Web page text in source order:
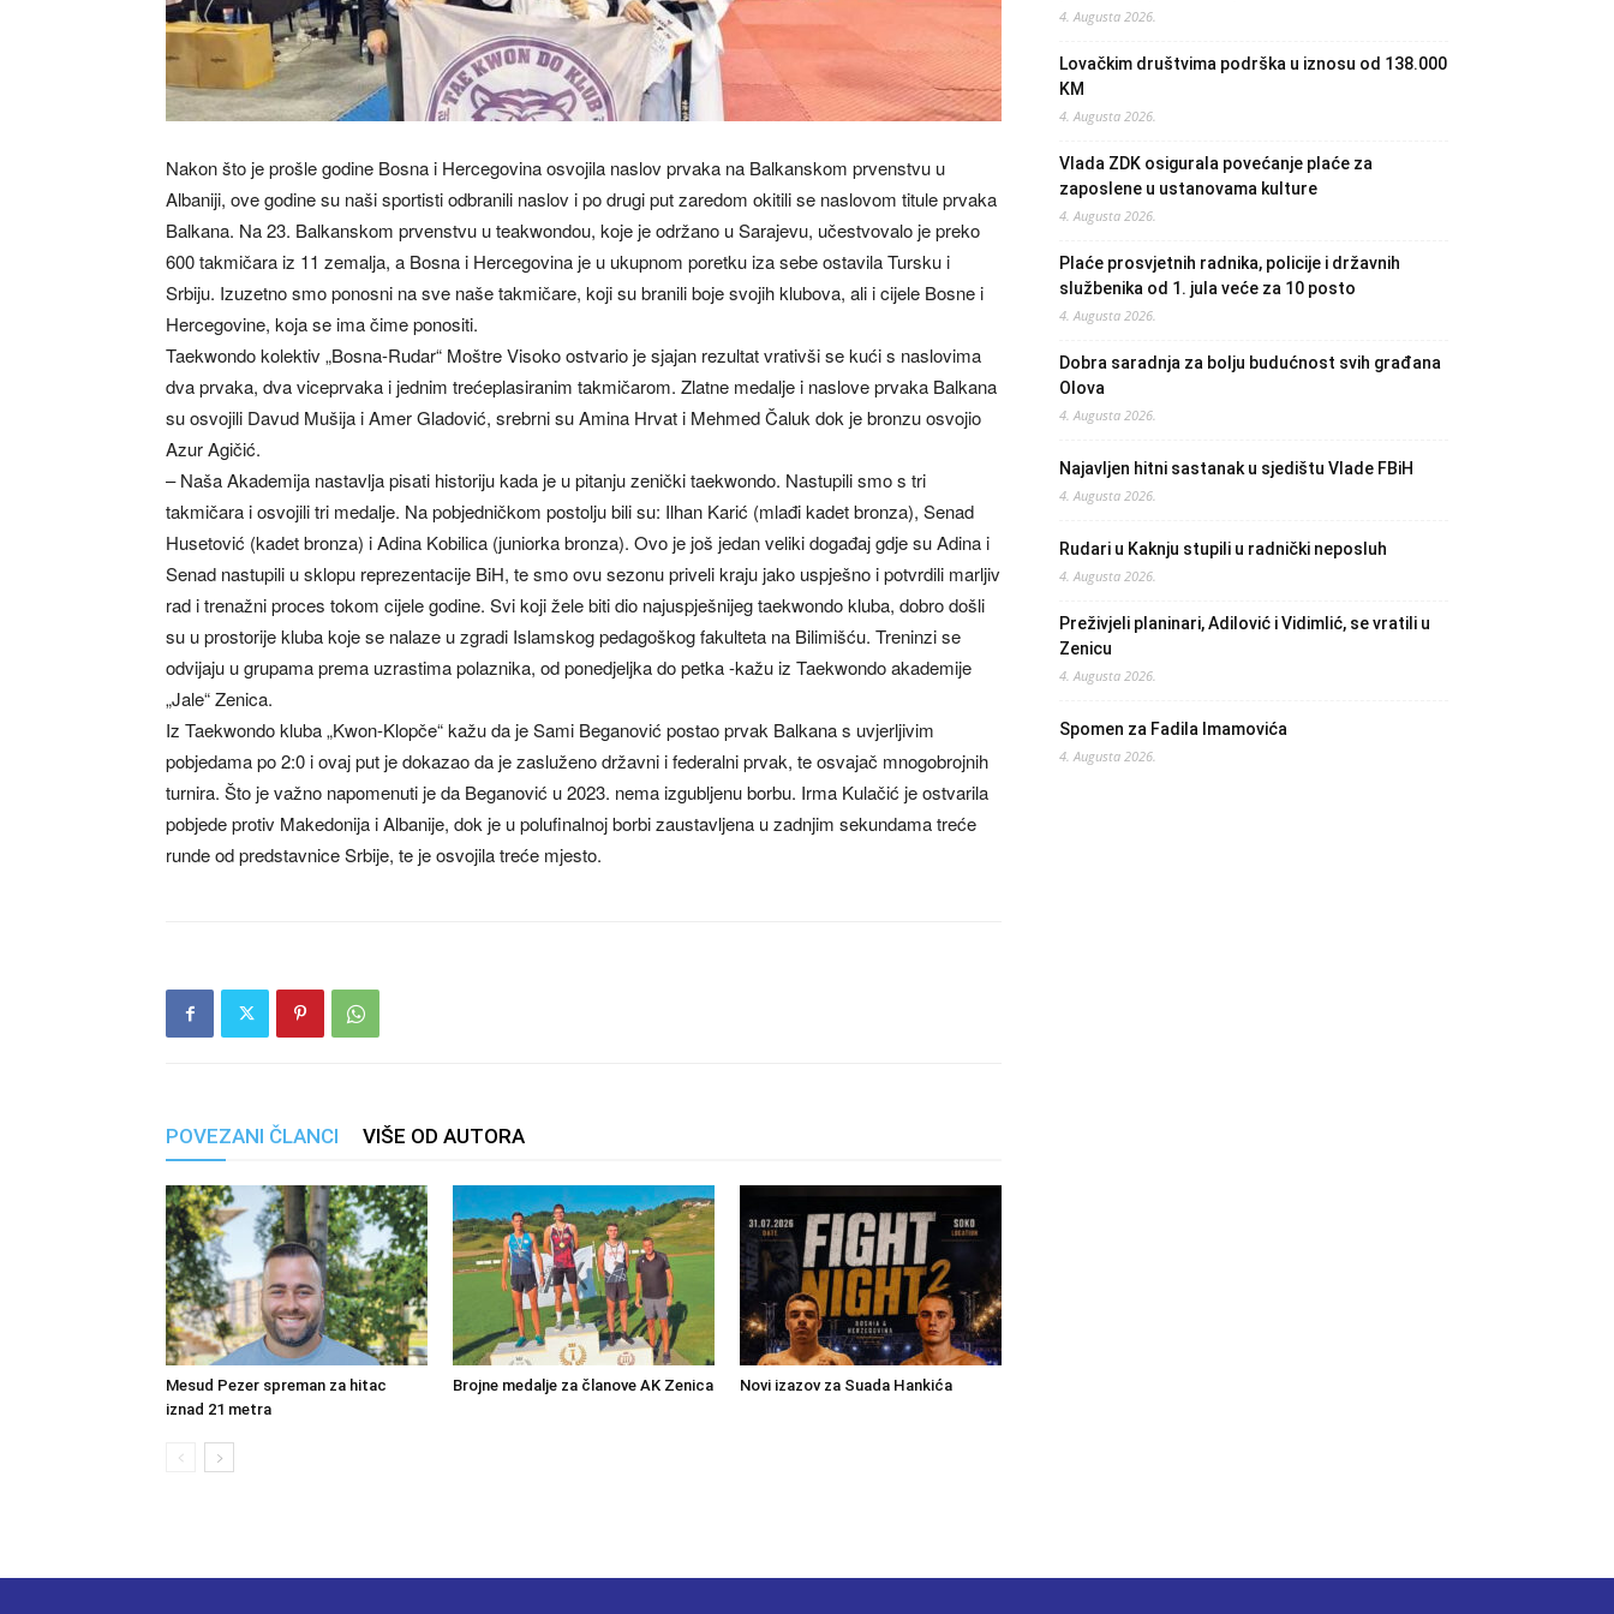
Nakon što je prošle godine Bosna i Hercegovina osvojila naslov prvaka na Balkanskom prvenstvu u
Albaniji, ove godine su naši sportisti odbranili naslov i po drugi put zaredom okitili se naslovom titule prvaka
Balkana. Na 23. Balkanskom prvenstvu u teakwondou, koje je održano u Sarajevu, učestvovalo je preko
600 takmičara iz 11 zemalja, a Bosna i Hercegovina je u ukupnom poretku iza sebe ostavila Tursku i
Srbiju. Izuzetno smo ponosni na sve naše takmičare, koji su branili boje svojih klubova, ali i cijele Bosne i
Hercegovine, koja se ima čime ponositi.
Taekwondo kolektiv „Bosna-Rudar“ Moštre Visoko ostvario je sjajan rezultat vrativši se kući s naslovima
dva prvaka, dva viceprvaka i jednim trećeplasiranim takmičarom. Zlatne medalje i naslove prvaka Balkana
su osvojili Davud Mušija i Amer Gladović, srebrni su Amina Hrvat i Mehmed Čaluk dok je bronzu osvojio
Azur Agičić.
– Naša Akademija nastavlja pisati historiju kada je u pitanju zenički taekwondo. Nastupili smo s tri
takmičara i osvojili tri medalje. Na pobjedničkom postolju bili su: Ilhan Karić (mlađi kadet bronza), Senad
Husetović (kadet bronza) i Adina Kobilica (juniorka bronza). Ovo je još jedan veliki događaj gdje su Adina i
Senad nastupili u sklopu reprezentacije BiH, te smo ovu sezonu priveli kraju jako uspješno i potvrdili marljiv
rad i trenažni proces tokom cijele godine. Svi koji žele biti dio najuspješnijeg taekwondo kluba, dobro došli
su u prostorije kluba koje se nalaze u zgradi Islamskog pedagoškog fakulteta na Bilimišću. Treninzi se
odvijaju u grupama prema uzrastima polaznika, od ponedjeljka do petka -kažu iz Taekwondo akademije
„Jale“ Zenica.
Iz Taekwondo kluba „Kwon-Klopče“ kažu da je Sami Beganović postao prvak Balkana s uvjerljivim
pobjedama po 2:0 i ovaj put je dokazao da je zasluženo državni i federalni prvak, te osvajač mnogobrojnih
turnira. Što je važno napomenuti je da Beganović u 2023. nema izgubljenu borbu. Irma Kulačić je ostvarila
pobjede protiv Makedonija i Albanije, dok je u polufinalnoj borbi zaustavljena u zadnjim sekundama treće
runde od predstavnice Srbije, te je osvojila treće mjesto.
POVEZANI ČLANCI VIŠE OD AUTORA
Mesud Pezer spreman za hitac
iznad 21 metra
Brojne medalje za članove AK Zenica Novi izazov za Suada Hankića
4. Augusta 2026.
Lovačkim društvima podrška u iznosu od 138.000
KM
4. Augusta 2026.
Vlada ZDK osigurala povećanje plaće za
zaposlene u ustanovama kulture
4. Augusta 2026.
Plaće prosvjetnih radnika, policije i državnih
službenika od 1. jula veće za 10 posto
4. Augusta 2026.
Dobra saradnja za bolju budućnost svih građana
Olova
4. Augusta 2026.
Najavljen hitni sastanak u sjedištu Vlade FBiH
4. Augusta 2026.
Rudari u Kaknju stupili u radnički neposluh
4. Augusta 2026.
Preživjeli planinari, Adilović i Vidimlić, se vratili u
Zenicu
4. Augusta 2026.
Spomen za Fadila Imamovića
4. Augusta 2026.